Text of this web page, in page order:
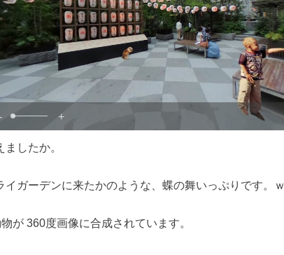
+
したか。
イガーデンに来たかのような、蝶の舞いっぷりです。ｗ
が 360度画像に合成されています。